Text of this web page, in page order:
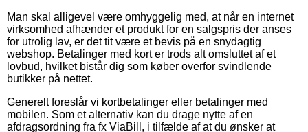
Man skal alligevel være omhyggelig med, at når en internet
virksomhed afhænder et produkt for en salgspris der anses
for utrolig lav, er det tit være et bevis på en snydagtig
webshop. Betalinger med kort er trods alt omsluttet af et
lovbud, hvilket bistår dig som køber overfor svindlende
butikker på nettet.
Generelt foreslår vi kortbetalinger eller betalinger med
mobilen. Som et alternativ kan du drage nytte af en
afdragsordning fra fx ViaBill, i tilfælde af at du ønsker at